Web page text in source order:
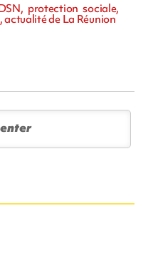
protection sociale,
actualité de La Réunion